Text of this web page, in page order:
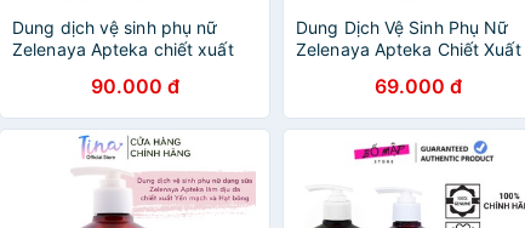
Dung dịch vệ sinh phụ nữ
Zelenaya Apteka chiết xuất
90.000 đ
Dung Dịch Vệ Sinh Phụ Nữ
Zelenaya Apteka Chiết Xuất
69.000 đ